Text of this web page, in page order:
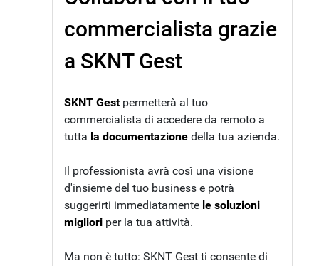
commercialista grazie
a SKNT Gest
SKNT Gestpermetterà al tuo
commercialista di accedere da remoto a
tutta la documentazione della tua azienda.
Il professionista avrà così una visione
d'insieme del tuo business e potrà
suggerirti immediatamente le soluzioni
migliori per la tua attività.
Ma non è tutto: SKNT Gest ti consente di